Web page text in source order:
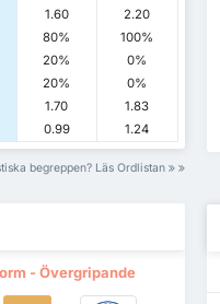
1.60
2.20
80%
100%
20%
0%
20%
0%
1.70
1.83
0.99 1.24
begreppen? Läs Ordlistan
- Övergripande